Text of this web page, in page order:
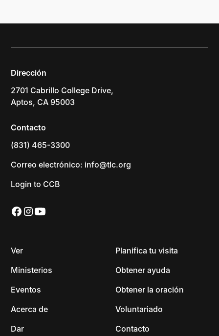
Dirección
2701 Cabrillo College Drive,
Aptos, CA 95003
Contacto
(831) 465-3300
Correo electrónico: info@tlc.org
Login to CCB
Ver
Ministerios
Eventos
Acerca de
Dar
Planifica tu visita
Obtener ayuda
Obtener la oración
Voluntariado
Contacto